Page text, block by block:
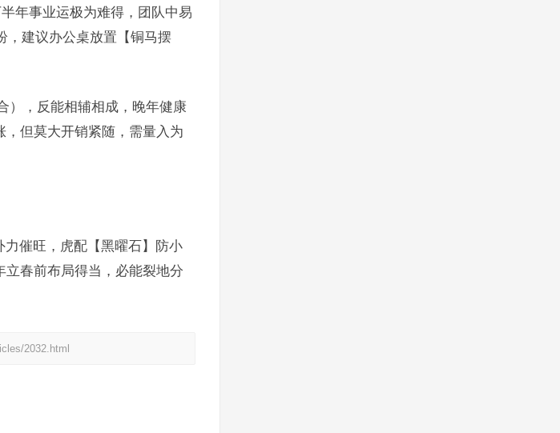
年事业运极为难得，团队中易
，建议办公桌放置【铜马摆
），反能相辅相成，晚年健康
但莫大开销紧随，需量入为
力催旺，虎配【黑曜石】防小
立春前布局得当，必能裂地分
2032.html